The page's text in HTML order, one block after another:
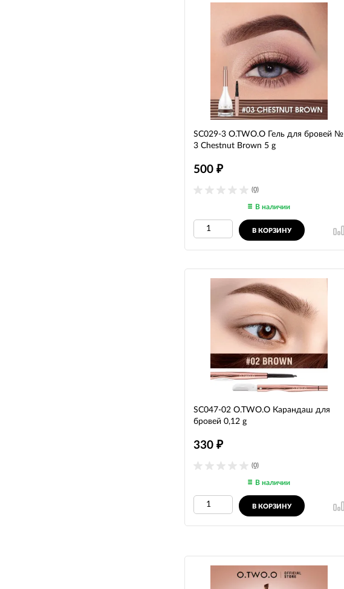
SC029-3 O.TWO.O Гель для бровей №
3 Chestnut Brown 5 g
(0)
500 ₽
В наличии
В КОРЗИНУ
SC047-02 O.TWO.O Карандаш для
бровей 0,12 g
(0)
330 ₽
В наличии
В КОРЗИНУ